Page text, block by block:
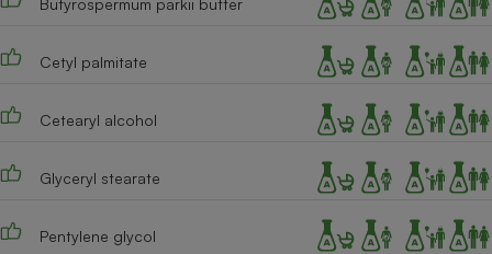
Cetyl palmitate
Cetearyl alcohol
Glyceryl stearate
Pentylene glycol
Cafetière à expressos